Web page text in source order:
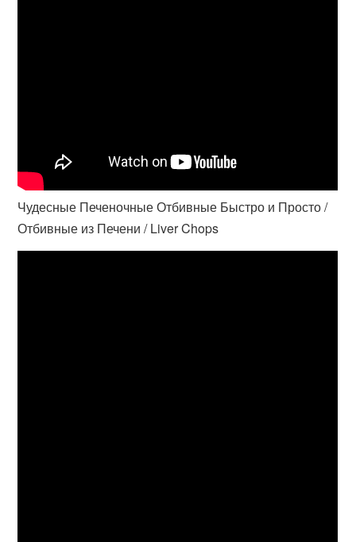
Чудесные Печеночные Отбивные Быстро и Просто /
Отбивные из Печени / Liver Chops